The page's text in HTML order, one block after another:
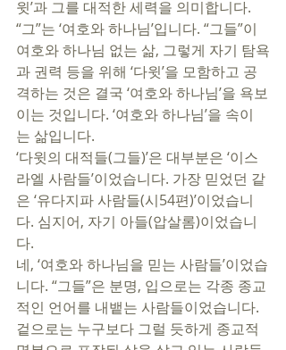
윗’과 그를 대적한 세력을 의미합니다.
“그”는 ‘여호와 하나님’입니다. “그들”이
여호와 하나님 없는 삶, 그렇게 자기 탐욕
과 권력 등을 위해 ‘다윗’을 모함하고 공
격하는 것은 결국 ‘여호와 하나님’을 욕보
이는 것입니다. ‘여호와 하나님’을 속이
는 삶입니다.
‘다윗의 대적들(그들)’은 대부분은 ‘이스
라엘 사람들’이었습니다. 가장 믿었던 같
은 ‘유다지파 사람들(시54편)’이었습니
다. 심지어, 자기 아들(압살롬)이었습니
다.
네, ‘여호와 하나님을 믿는 사람들’이었습
니다. “그들”은 분명, 입으로는 각종 종교
적인 언어를 내뱉는 사람들이었습니다.
겉으로는 누구보다 그럴 듯하게 종교적